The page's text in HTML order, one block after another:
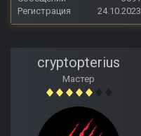
Регистрация
24.10.2023
cryptopterius
Мастер